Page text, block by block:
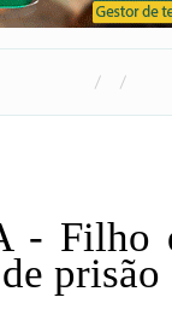
- Filho
prisão